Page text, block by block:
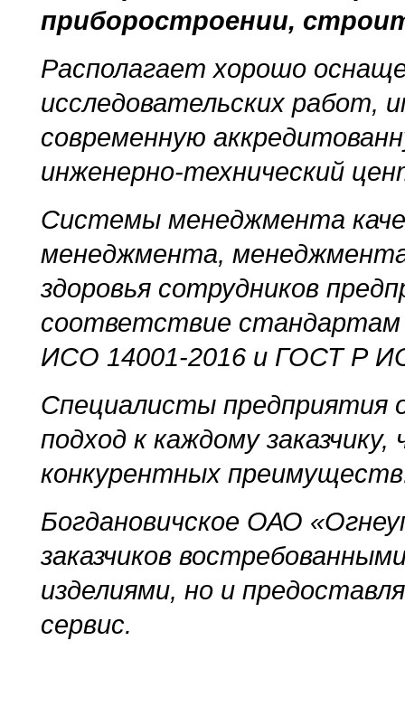
приборостроении,
Располагает хорошо
исследовательских работ,
современную
инженерно-технический
Системы менеджмента
менеджмента,
здоровья сотрудников
соответствие
ИСО 14001-2016 и ГОСТ Р
Специалисты предприятия
подход к каждому
конкурентных
Богдановичское ОАО
заказчиков
изделиями, но и
сервис.